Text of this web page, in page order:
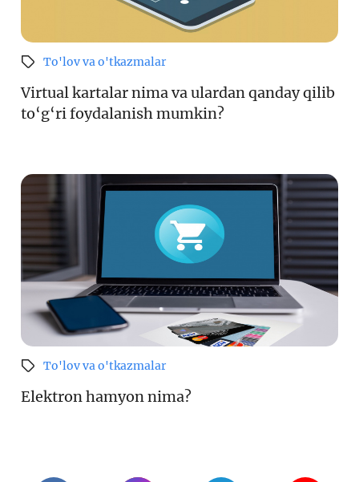
To'lov va o'tkazmalar
Virtual kartalar nima va ulardan qanday qilib
to‘g‘ri foydalanish mumkin?
To'lov va o'tkazmalar
Elektron hamyon nima?